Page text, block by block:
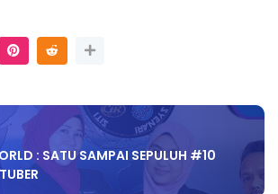
: SATU SAMPAI SEPULUH #10